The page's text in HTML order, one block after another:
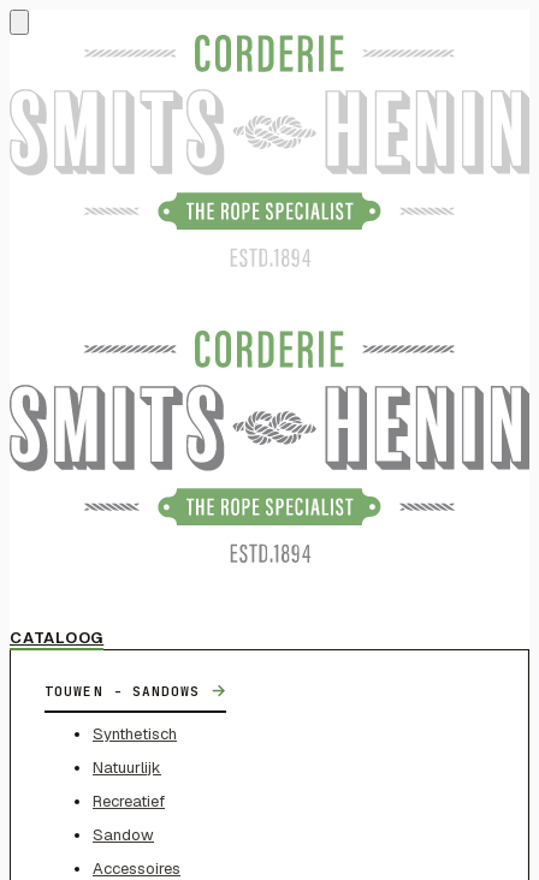
CATALOOG
TOUWEN - SANDOWS →
Synthetisch
Natuurlijk
Recreatief
Sandow
Accessoires